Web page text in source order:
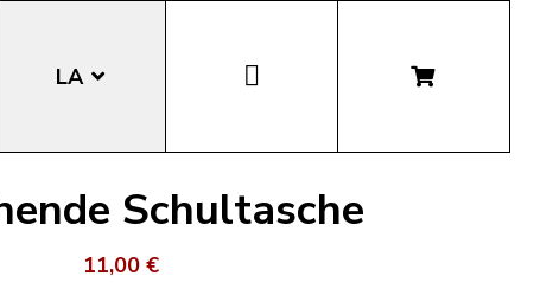
DE
LA
Schultasche
11,00 €